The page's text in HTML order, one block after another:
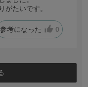
がたいです。
参考になった 0